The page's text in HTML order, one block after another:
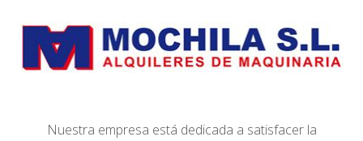
Nuestra empresa está dedicada a satisfacer la